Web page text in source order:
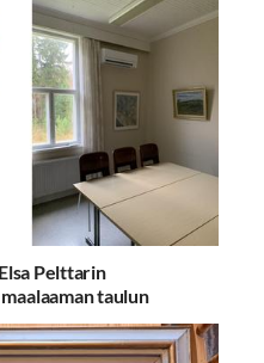
Pelttarin
taulun